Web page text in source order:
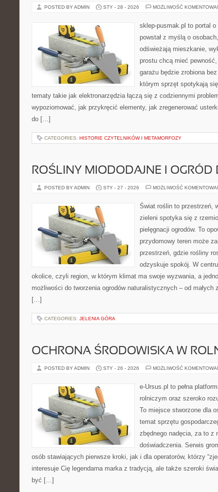
POSTED BY ADMIN STY - 28 - 2026 MOŻLIWOŚĆ
sklep-pusmak.pl to portal
powstał z myślą o
odświeżają mieszkanie,
prostu chcą mieć
garażu będzie zrobiona
którym sprzęt spotykają
tematy takie jak elektronarzędzia łączą się z codziennymi
wypoziomować, jak przykręcić elementy, jak zregenerować
do […]
CATEGORIES: HISTORIE CZYTELNIKÓW I METAMORFOZY
ROŚLINY MIODODAJNE I
POSTED BY ADMIN STY - 27 - 2026 MOŻLIWOŚĆ
Świat roślin to przestrzeń,
zieleni spotyka się z
pielęgnacji ogrodów. To
przydomowy teren może
przestrzeń, gdzie rośliny
odzyskuje spokój. W
okolice, czyli region, w którym klimat ma swoje wyzwania, a
możliwości do tworzenia ogrodów naturalistycznych – od małych
[…]
CATEGORIES: JELENIA GÓRA
OCHRONA ŚRODOWISKA W
POSTED BY ADMIN STY - 26 - 2026 MOŻLIWOŚĆ
e-Ursus.pl to pełna
rolniczym oraz szeroko
To miejsce stworzone dla
temat sprzętu
zbędnego nadęcia, za to z
doświadczenia. Serwis
osób stawiających pierwsze kroki, jak i dla operatorów, którzy
interesuje Cię legendarna marka z tradycją, ale także szeroki
być […]